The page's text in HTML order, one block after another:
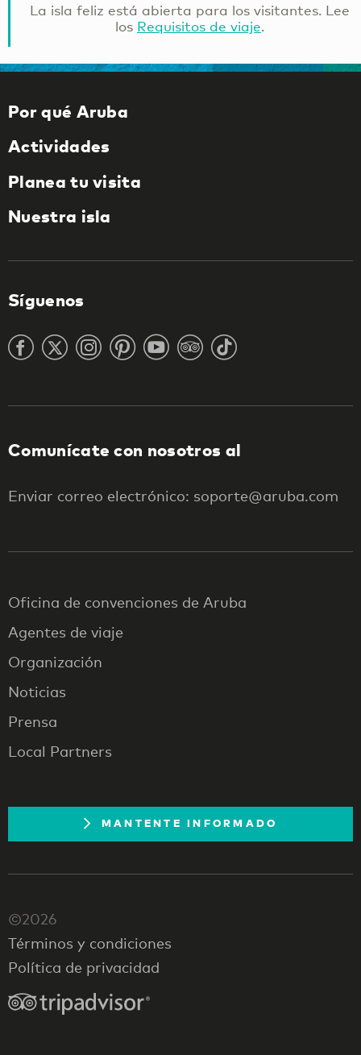
La isla feliz está abierta para los visitantes. Lee
los Requisitos de viaje.
Por qué Aruba
Actividades
Planea tu visita
Nuestra isla
Síguenos
Comunícate con nosotros al
Enviar correo electrónico: soporte@aruba.com
Oficina de convenciones de Aruba
Agentes de viaje
Organización
Noticias
Prensa
Local Partners
MANTENTE INFORMADO
©2026
Términos y condiciones
Política de privacidad